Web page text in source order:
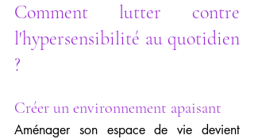
Comment lutter contre
l'hypersensibilité au quotidien
?
Créer un environnement apaisant
Aménager son espace de vie devient